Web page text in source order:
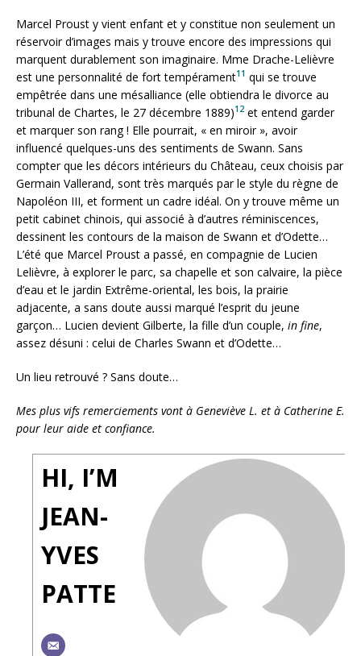
Marcel Proust y vient enfant et y constitue non seulement un
réservoir d’images mais y trouve encore des impressions qui
marquent durablement son imaginaire. Mme Drache-Lelièvre
est une personnalité de fort tempérament11 qui se trouve
empêtrée dans une mésalliance (elle obtiendra le divorce au
tribunal de Chartes, le 27 décembre 1889)12 et entend garder
et marquer son rang ! Elle pourrait, « en miroir », avoir
influencé quelques-uns des sentiments de Swann. Sans
compter que les décors intérieurs du Château, ceux choisis par
Germain Vallerand, sont très marqués par le style du règne de
Napoléon III, et forment un cadre idéal. On y trouve même un
petit cabinet chinois, qui associé à d’autres réminiscences,
dessinent les contours de la maison de Swann et d’Odette…
L’été que Marcel Proust a passé, en compagnie de Lucien
Lelièvre, à explorer le parc, sa chapelle et son calvaire, la pièce
d’eau et le jardin Extrême-oriental, les bois, la prairie
adjacente, a sans doute aussi marqué l’esprit du jeune
garçon… Lucien devient Gilberte, la fille d’un couple, in fine,
assez désuni : celui de Charles Swann et d’Odette…
Un lieu retrouvé ? Sans doute…
Mes plus vifs remerciements vont à Geneviève L. et à Catherine E.
pour leur aide et confiance.
HI, I’M
JEAN-
YVES
PATTE